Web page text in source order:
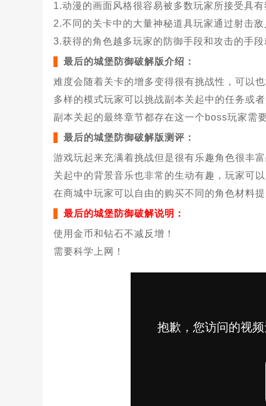
1.动漫的画面风格很容易被多数玩家所接受具
2.不同的关卡中的大量神秘道具玩家通过射击
3.获得的角色越多玩家的防御手段和攻击的手
最后的城堡防御破解版介绍：
难度会随着关卡的增多变得很有挑战性，可以
多样的模式玩家可以挑战副本关起中的任务或
副本关起的最终章节都存在这一个boss玩家需
最后的城堡防御破解版测评：
游戏玩起来充满着挑战但是很有乐趣角色很丰
关起中的背景音乐也非常的生动有趣，玩家可
在商城中玩家可以自由的购买不同的角色材料
最后的城堡防御破解说明：
使用金币和钻石不减反增！
需要科学上网！